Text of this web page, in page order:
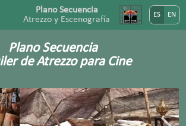
Plano Secuencia
Atrezzo y Escenografía
ES EN
Plano Secuencia
de Atrezzo para Cine